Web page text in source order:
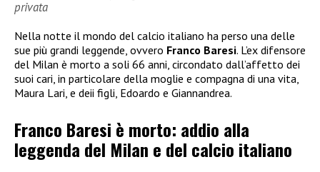
privata
Nella notte il mondo del calcio italiano ha perso una delle
sue più grandi leggende, ovvero Franco Baresi. L’ex difensore
del Milan è morto a soli 66 anni, circondato dall’affetto dei
suoi cari, in particolare della moglie e compagna di una vita,
Maura Lari, e deii figli, Edoardo e Giannandrea.
Franco Baresi è morto: addio alla
leggenda del Milan e del calcio italiano